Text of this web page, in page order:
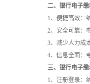
二、银行电子
1、便捷高效：
2、安全可靠：
3、减少人力成
4、信息全面：
三、银行电子
1、注册登录：